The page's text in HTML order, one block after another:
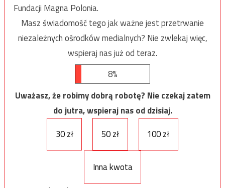
Fundacji Magna Polonia.
Masz świadomość tego jak ważne jest przetrwanie
niezależnych ośrodków medialnych? Nie zwlekaj więc,
wspieraj nas już od teraz.
8%
Uważasz, że robimy dobrą robotę? Nie czekaj zatem
do jutra, wspieraj nas od dzisiaj.
30 zł
50 zł 100 zł
Inna kwota